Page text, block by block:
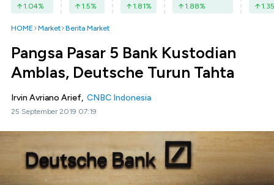
1.04% 1.5% 1.81% 1.88% 1.35
HOME Market Berita Market
Pangsa Pasar 5 Bank Kustodian
Amblas, Deutsche Turun Tahta
Irvin Avriano Arief, CNBC Indonesia
25 September 2019 07:19